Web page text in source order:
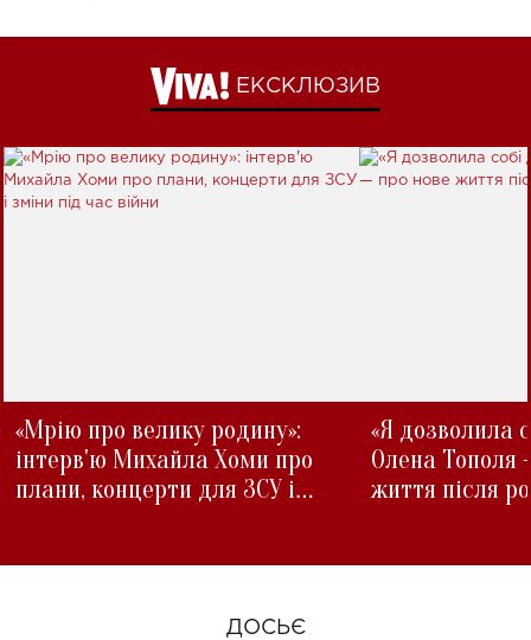
ЕКСКЛЮЗИВ
«Мрію про велику родину»:
інтерв'ю Михайла Хоми про
плани, концерти для ЗСУ і
«Я дозволила
Олена Тополя
життя після
ДОСЬЄ